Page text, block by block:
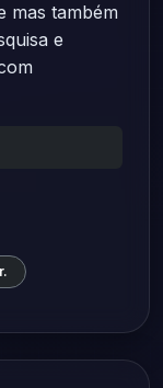
mas também
e